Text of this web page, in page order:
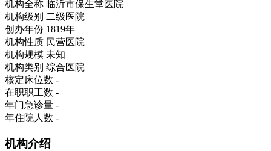
机构全称 临沂市保生堂医院
机构级别 二级医院
创办年份 1819年
机构性质 民营医院
机构规模 未知
机构类别 综合医院
核定床位数 -
在职职工数 -
年门急诊量 -
年住院人数 -
机构介绍